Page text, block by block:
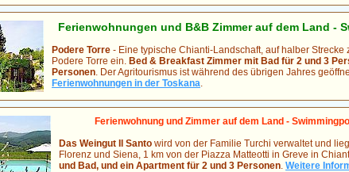
Ferienwohnungen und B&B Zimmer auf dem Land -
Podere Torre - Eine typische Chianti-Landschaft, auf halber
Podere Torre ein. Bed & Breakfast Zimmer mit Bad für 2 und 3
Personen. Der Agritourismus ist während des übrigen Jahres
Ferienwohnungen in der Toskana.
Ferienwohnung und Zimmer auf dem Land -
Das Weingut Il Santo wird von der Familie Turchi verwaltet und
Florenz und Siena, 1 km von der Piazza Matteotti in Greve in
und Bad, und ein Apartment für 2 und 3 Personen. Weitere